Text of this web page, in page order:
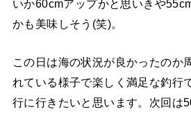
いか60cmアップかと思いきや
かも美味しそう(笑)。
この日は海の状況が良かったのか
れている様子で楽しく満足な釣行
行に行きたいと思います。次回は